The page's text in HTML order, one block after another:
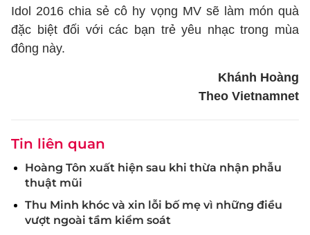
Idol 2016 chia sẻ cô hy vọng MV sẽ làm món quà
đặc biệt đối với các bạn trẻ yêu nhạc trong mùa
đông này.
Khánh Hoàng
Theo Vietnamnet
Tin liên quan
Hoàng Tôn xuất hiện sau khi thừa nhận phẫu
thuật mũi
Thu Minh khóc và xin lỗi bố mẹ vì những điều
vượt ngoài tầm kiểm soát